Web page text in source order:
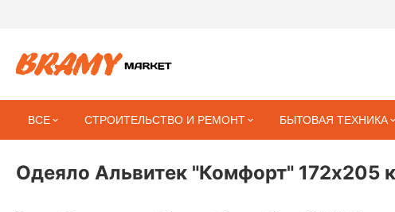
ВСЕ СТРОИТЕЛЬСТВО И РЕМОНТ БЫТОВАЯ ТЕХНИКА
Одеяло Альвитек "Комфорт"